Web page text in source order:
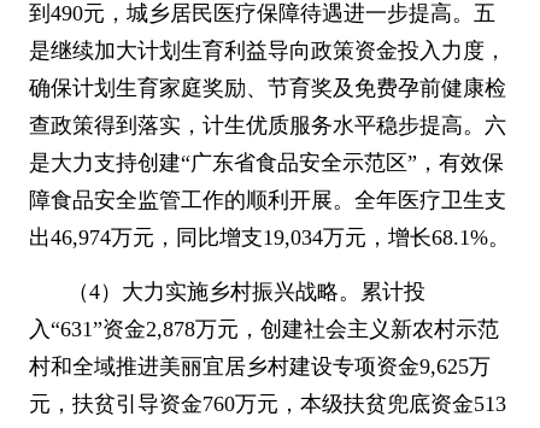
到 490元，城乡居民医疗保障待遇进一步提高。五
是继续加大计划生育利益导向政策资金投入力度，
确保计划生育家庭奖励、节育奖及免费孕前健康检
查政策得到落实，计生优质服务水平稳步提高。六
是大力支持创建“广东省食品安全示范区” ，有效保
障食品安全监管工作的顺利开展。全年医疗卫生支
出46,974万元，同比增支19,034万元，增长68.1%。
（4）大力实施乡村振兴战略。累计投
入“631”资金2,878万元，创建社会主义新农村示范
村和全域推进美丽宜居乡村建设专项资金9,625万
元，扶贫引导资金760万元，本级扶贫兜底资金513